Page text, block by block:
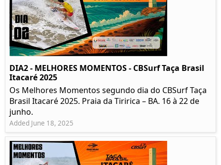
DIA2 - MELHORES MOMENTOS - CBSurf Taça Brasil
Itacaré 2025
Os Melhores Momentos segundo dia do CBSurf Taça
Brasil Itacaré 2025. Praia da Tiririca – BA. 16 à 22 de
junho.
Added June 18, 2025